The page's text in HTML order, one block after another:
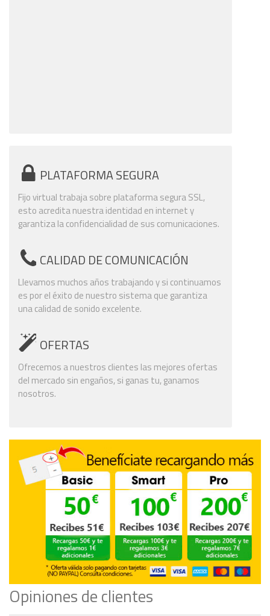
PLATAFORMA SEGURA
Fijo virtual trabaja sobre plataforma segura SSL,
esto acredita nuestra identidad en internet y
garantiza la confidencialidad de sus comunicaciones.
CALIDAD DE COMUNICACIÓN
Llevamos muchos años trabajando y si continuamos
es por el éxito de nuestro sistema que garantiza
una calidad de sonido excelente.
OFERTAS
Ofrecemos a nuestros clientes las mejores ofertas
del mercado sin engaños, si ganas tu, ganamos
nosotros.
Opiniones de clientes